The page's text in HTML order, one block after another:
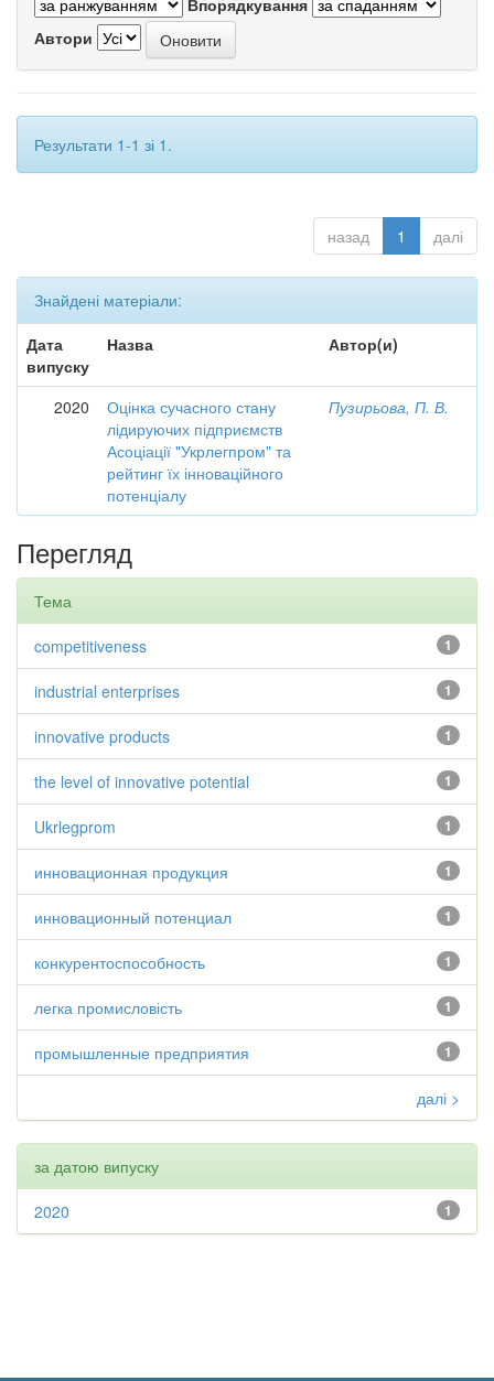
Впорядкування
Автори
Результати 1-1 зі 1.
назад 1 далі
Знайдені матеріали:
Дата
випуску
Назва Автор(и)
2020
Оцінка сучасного стану
лідируючих підприємств
Асоціації "Укрлегпром" та
рейтинг їх інноваційного
потенціалу
Пузирьова, П. В.
Перегляд
Тема
1
competitiveness
1
industrial enterprises
1
innovative products
1
the level of innovative potential
1
Ukrlegprom
1
инновационная продукция
1
инновационный потенциал
1
конкурентоспособность
1
легка промисловість
1
промышленные предприятия
далі >
за датою випуску
1
2020